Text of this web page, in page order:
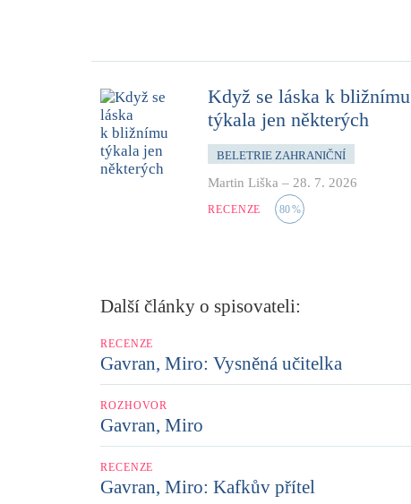
Když se láska k bližnímu
týkala jen některých
BELETRIE ZAHRANIČNÍ
Martin Liška – 28. 7. 2026
RECENZE 80%
Další články o spisovateli:
RECENZE
Gavran, Miro: Vysněná učitelka
ROZHOVOR
Gavran, Miro
RECENZE
Gavran, Miro: Kafkův přítel